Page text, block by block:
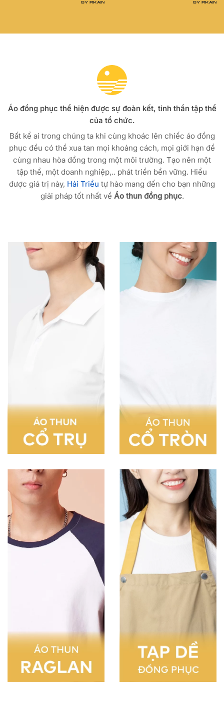
Áo đồng phục thể hiện được sự đoàn kết, tinh thần tập thể
của tổ chức.
Bất kể ai trong chúng ta khi cùng khoác lên chiếc áo đồng
phục đều có thể xua tan mọi khoảng cách, mọi giới hạn để
cùng nhau hòa đồng trong một môi trường. Tạo nên một
tập thể, một doanh nghiệp,.. phát triển bền vững. Hiểu
được giá trị này, Hải Triều tự hào mang đến cho bạn những
giải pháp tốt nhất về Áo thun đồng phục.